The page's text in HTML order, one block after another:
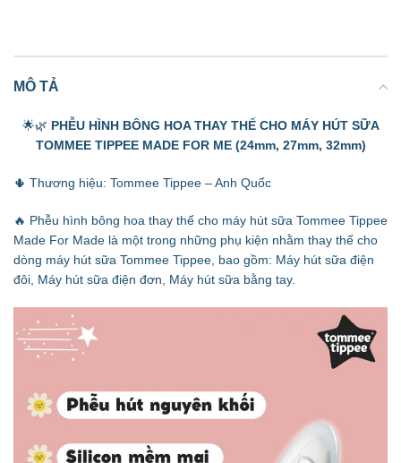
MÔ TẢ
🌟🌿 PHỄU HÌNH BÔNG HOA THAY THẾ CHO MÁY HÚT SỮA
TOMMEE TIPPEE MADE FOR ME (24mm, 27mm, 32mm)
🌵 Thương hiệu: Tommee Tippee – Anh Quốc
🔥 Phễu hình bông hoa thay thế cho máy hút sữa Tommee Tippee
Made For Made là một trong những phụ kiện nhằm thay thế cho
dòng máy hút sữa Tommee Tippee, bao gồm: Máy hút sữa điện
đôi, Máy hút sữa điện đơn, Máy hút sữa bằng tay.